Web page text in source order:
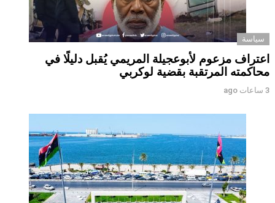
سياسة
اعتراف مزعوم لأبوعجيلة المريمي يُقبل دليلًا في
محاكمته المرتقبة بقضية لوكربي
3 ساعات ago